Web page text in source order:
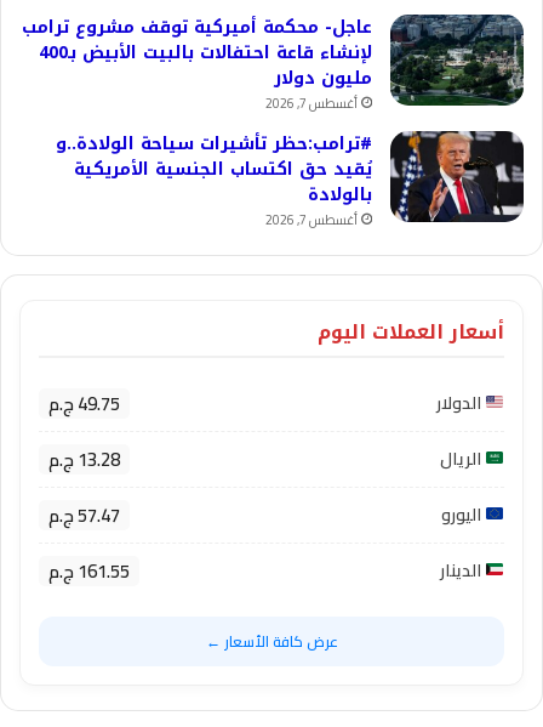
عاجل- محكمة أميركية توقف مشروع ترامب
لإنشاء قاعة احتفالات بالبيت الأبيض بـ400
مليون دولار
أغسطس 7, 2026
#ترامب:حظر تأشيرات سياحة الولادة..و
يُقيد حق اكتساب الجنسية الأمريكية
بالولادة
أغسطس 7, 2026
أسعار العملات اليوم
الدولار 49.75 ج.م
الريال 13.28 ج.م
اليورو 57.47 ج.م
الدينار 161.55 ج.م
عرض كافة الأسعار ←